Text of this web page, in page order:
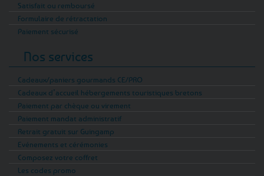
Satisfait ou remboursé
Formulaire de rétractation
Paiement sécurisé
Nos services
Cadeaux/paniers gourmands CE/PRO
Cadeaux d’accueil hébergements touristiques bretons
Paiement par chèque ou virement
Paiement mandat administratif
Retrait gratuit sur Guingamp
Evénements et cérémonies
Composez votre coffret
Les codes promo